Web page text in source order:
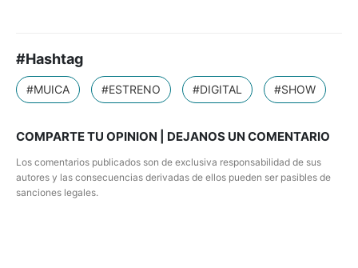
#Hashtag
#MUICA #ESTRENO #DIGITAL #SHOW
COMPARTE TU OPINION | DEJANOS UN COMENTARIO
Los comentarios publicados son de exclusiva responsabilidad de sus
autores y las consecuencias derivadas de ellos pueden ser pasibles de
sanciones legales.